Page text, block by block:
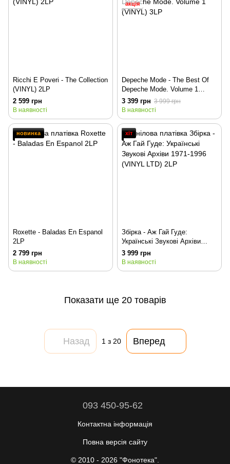
Ricchi E Poveri - The Collection
(VINYL) 2LP
2 599 грн
В наявності
акція
Depeche Mode - The Best Of
Depeche Mode. Volume 1
(VINYL) 3LP
3 399 грн 3 999 грн
В наявності
новинка
Roxette - Baladas En Espanol
2LP
2 799 грн
В наявності
хіт
Збірка - Аж Гай Гуде:
Українські Звукові Архіви
1971-1996 (VINYL LTD) 2LP
3 999 грн
В наявності
Показати ще 20 товарів
Назад 1з 20 Вперед
093 450-95-62
Контактна інформація
Повна версія сайту
© 2010 - 2026 "Фонотека".